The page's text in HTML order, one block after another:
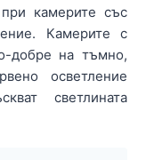
камерите със
Камерите с
добре на тъмно,
осветление
светлината